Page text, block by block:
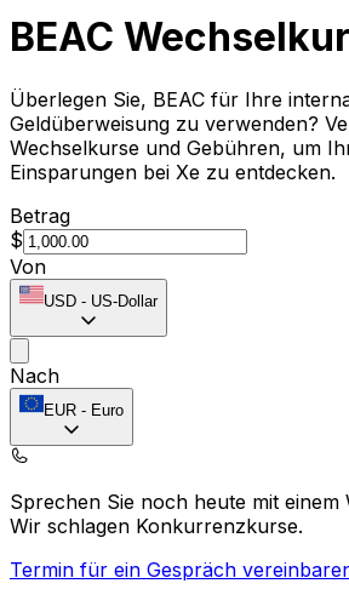
BEAC
Überlegen Sie, BEAC für Ihre
Geldüberweisung zu verwenden?
Wechselkurse und Gebühren, um
Einsparungen bei Xe zu entdecken.
Betrag
$
Von
USD - US-Dollar
Nach
EUR - Euro
Sprechen Sie noch heute mit einem
Wir schlagen Konkurrenzkurse.
Termin für ein Gespräch